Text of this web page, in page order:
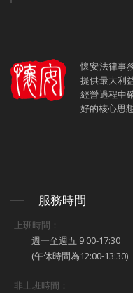
懷安法律事
提供最大利
經營過程中
好的核心思
服務時間
上班時間：
週一至週五 9:00-17:30
(午休時間為12:00-13:30)
非上班時間：